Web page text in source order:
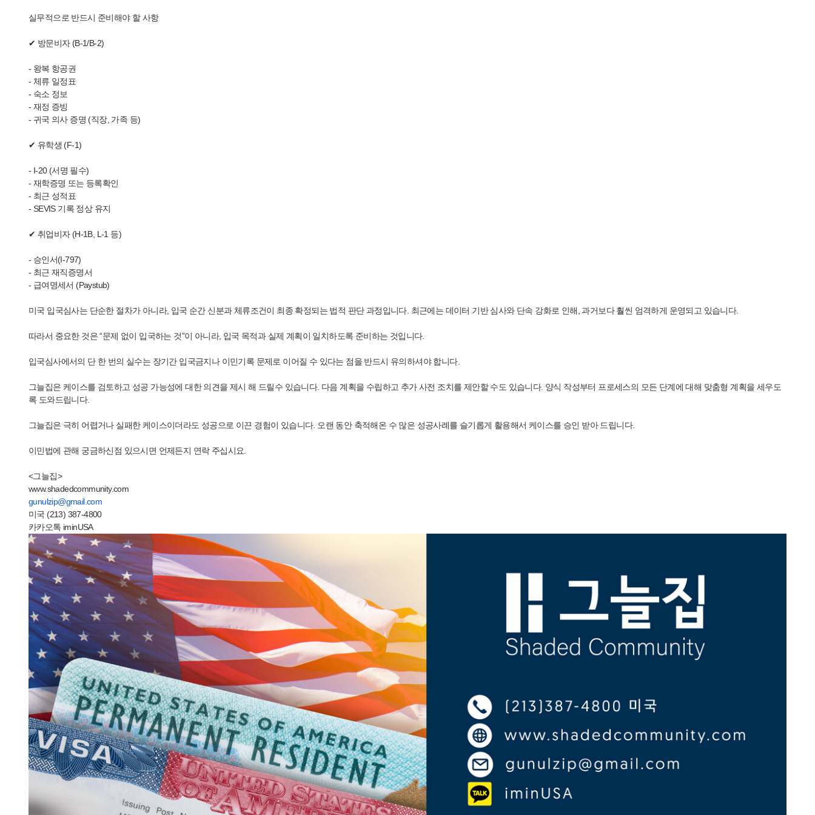
실무적으로 반드시 준비해야 할 사항
✔ 방문비자 (B-1/B-2)
- 왕복 항공권
- 체류 일정표
- 숙소 정보
- 재정 증빙
- 귀국 의사 증명 (직장, 가족 등)
✔ 유학생 (F-1)
- I-20 (서명 필수)
- 재학증명 또는 등록확인
- 최근 성적표
- SEVIS 기록 정상 유지
✔ 취업비자 (H-1B, L-1 등)
- 승인서(I-797)
- 최근 재직증명서
- 급여명세서 (Paystub)
미국 입국심사는 단순한 절차가 아니라, 입국 순간 신분과 체류조건이 최종 확정되는 법적 판단 과정입니다. 최근에는 데이터 기반 심사와 단속 강화로 인해, 과거보다 훨씬 엄격하게 운영되고 있습니다.
따라서 중요한 것은 “문제 없이 입국하는 것”이 아니라, 입국 목적과 실제 계획이 일치하도록 준비하는 것입니다.
입국심사에서의 단 한 번의 실수는 장기간 입국금지나 이민기록 문제로 이어질 수 있다는 점을 반드시 유의하셔야 합니다.
그늘집은 케이스를 검토하고 성공 가능성에 대한 의견을 제시 해 드릴수 있습니다. 다음 계획을 수립하고 추가 사전 조치를 제안할 수도 있습니다. 양식 작성부터 프로세스의 모든 단계에 대해 맞춤형 계획을 세우도
록 도와드립니다.
그늘집은 극히 어렵거나 실패한 케이스이더라도 성공으로 이끈 경험이 있습니다. 오랜 동안 축적해온 수 많은 성공사례를 슬기롭게 활용해서 케이스를 승인 받아 드립니다.
이민법에 관해 궁금하신점 있으시면 언제든지 연락 주십시요.
<그늘집>
www.shadedcommunity.com
gunulzip@gmail.com
미국 (213) 387-4800
카카오톡 iminUSA